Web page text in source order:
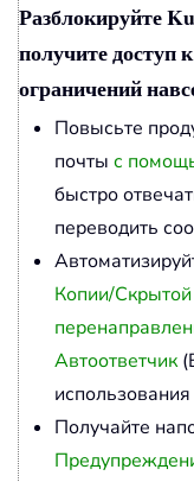
Разблокируйте
получите доступ
ограничений
Повысьте
почты с
быстро
переводить
Копии/
Автоответчик
Получайте